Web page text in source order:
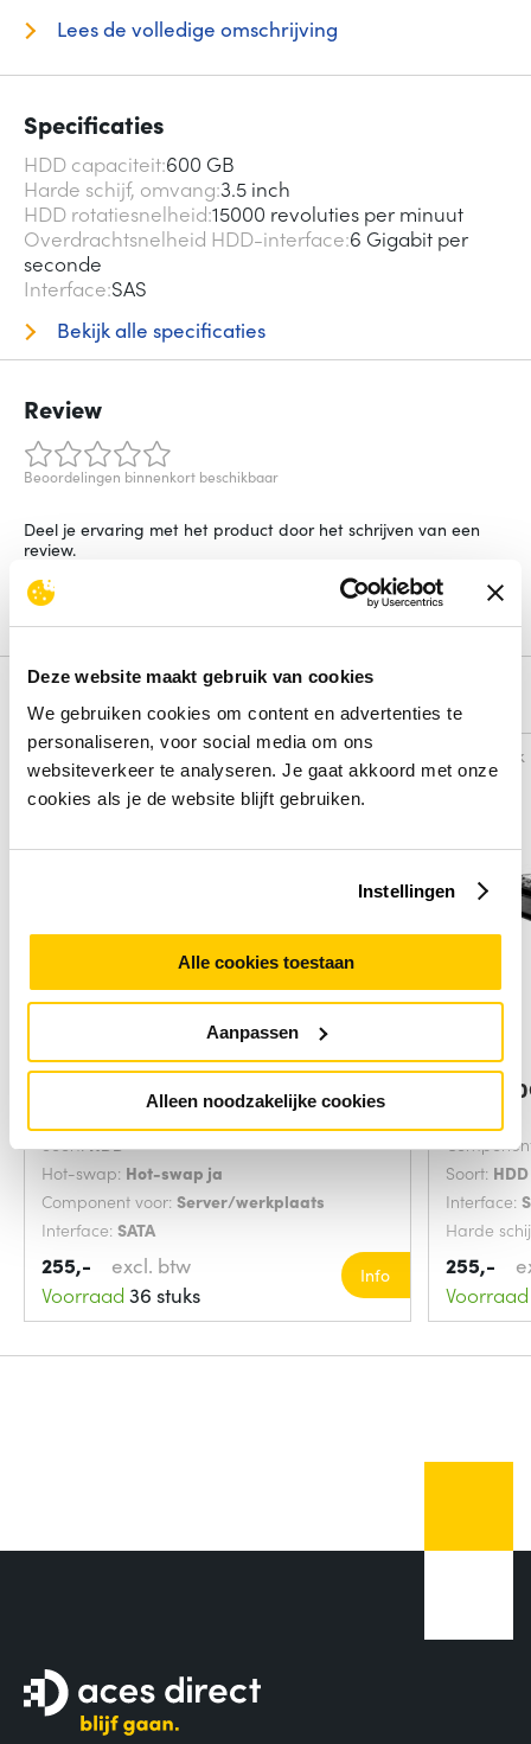
Deze website maakt gebruik van cookies
We gebruiken cookies om content en advertenties te
personaliseren, voor social media om ons
websiteverkeer te analyseren. Je gaat akkoord met onze
cookies als je de website blijft gebruiken.
Instellingen
Alle cookies toestaan
Aanpassen
Alleen noodzakelijke cookies
Lees de volledige omschrijving
Specificaties
HDD capaciteit 600 GB
Harde schijf, omvang 3.5 inch
HDD rotatiesnelheid 15000 revoluties per minuut
Overdrachtsnelheid HDD-interface 6 Gigabit per
seconde
Interface SAS
Bekijk alle specificaties
Review
Beoordelingen binnenkort beschikbaar
Deel je ervaring met het product door het schrijven van een
review.
Schrijf een review
Alternatieven
Vergelijk
HPE 861686-H21 interne harde
Soort:HDD
Hot-swap: Hot-swap ja
Component voor: Server/werkplaats
Interface: SATA
255,-
excl. btw
Voorraad 36 stuks
Info
Vergelijk
HPE
Soort: HDD
Interface:
Harde
255,-
Voorraad